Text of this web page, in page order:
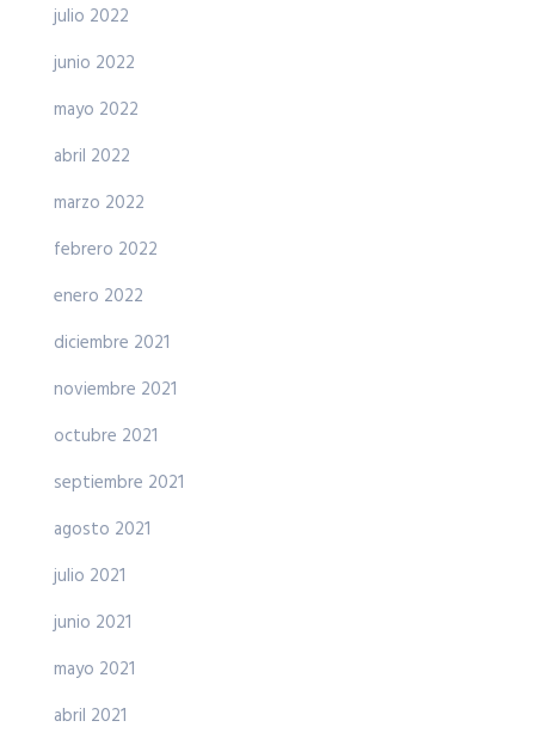
julio 2022
junio 2022
mayo 2022
abril 2022
marzo 2022
febrero 2022
enero 2022
diciembre 2021
noviembre 2021
octubre 2021
septiembre 2021
agosto 2021
julio 2021
junio 2021
mayo 2021
abril 2021